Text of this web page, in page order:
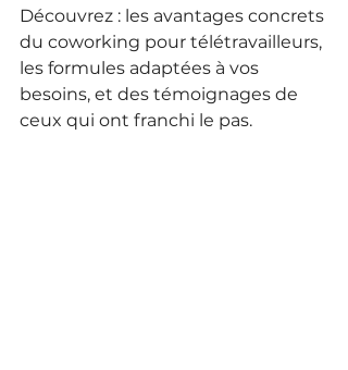
Découvrez : les avantages concrets
du coworking pour télétravailleurs,
les formules adaptées à vos
besoins, et des témoignages de
ceux qui ont franchi le pas.